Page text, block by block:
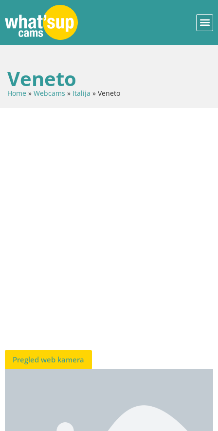
Veneto
Home » Webcams » Italija » Veneto
Pregled web kamera